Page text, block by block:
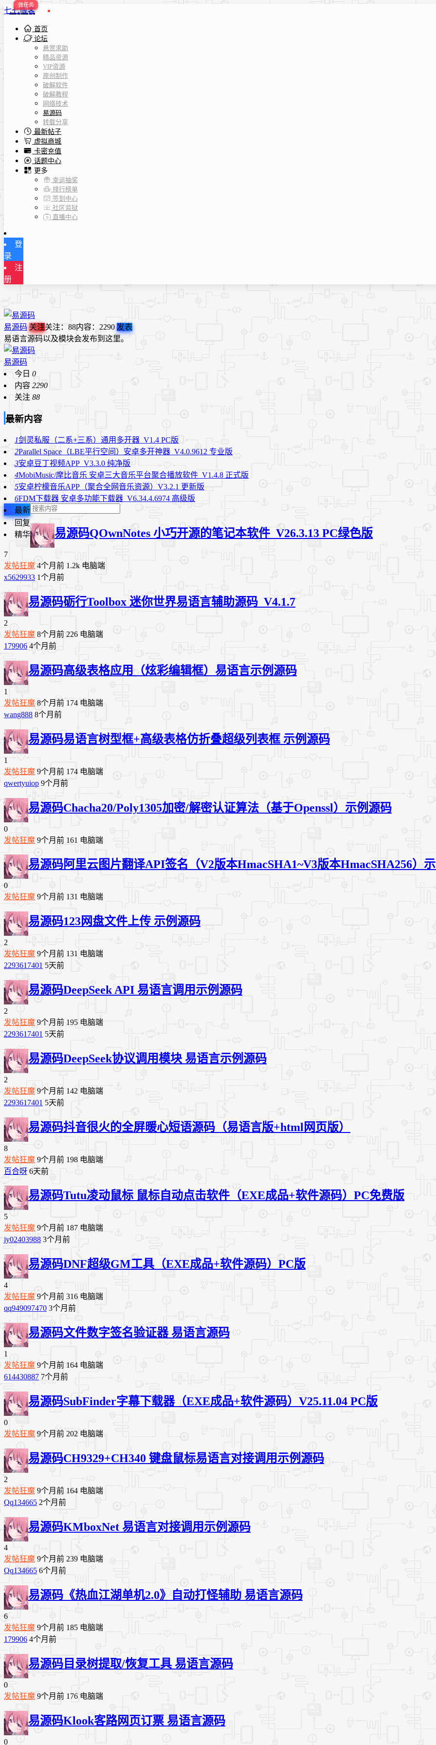
七七博客
首页
论坛
悬赏求助
精品资源
VIP资源
原创制作
破解软件
破解教程
网络技术
易源码
转载分享
最新帖子
虚拟商城
卡密充值
话题中心
更多
幸运抽奖
排行榜单
签到中心
社区监狱
直播中心
登
录
注
册
易源码 关注关注： 88内容： 2290 发表
易语言源码以及模块会发布到这里。
易源码
今日 0
内容 2290
关注 88
最新内容
1剑灵私服（二系+三系）通用多开器_V1.4 PC版
2Parallel Space（LBE平行空间）安卓多开神器_V4.0.9612 专业版
3安卓豆丁视频APP_V3.3.0 纯净版
4MobiMusic/摩比音乐 安卓三大音乐平台聚合播放软件_V1.4.8 正式版
5安卓柠檬音乐APP（聚合全网音乐资源）V3.2.1 更新版
6FDM下载器 安卓多功能下载器_V6.34.4.6974 高级版
最新
回复
精华
易源码QOwnNotes 小巧开源的笔记本软件_V26.3.13 PC绿色版
7
发帖狂魔 4个月前 1.2k 电脑端
x5629933 1个月前
易源码砺行Toolbox 迷你世界易语言辅助源码_V4.1.7
2
发帖狂魔 8个月前 226 电脑端
179906 4个月前
易源码高级表格应用（炫彩编辑框）易语言示例源码
1
发帖狂魔 8个月前 174 电脑端
wang888 8个月前
易源码易语言树型框+高级表格仿折叠超级列表框 示例源码
1
发帖狂魔 9个月前 174 电脑端
qwertyuiop 9个月前
易源码Chacha20/Poly1305加密/解密认证算法（基于Openssl）示例源码
0
发帖狂魔 9个月前 161 电脑端
易源码阿里云图片翻译API签名（V2版本HmacSHA1~V3版本HmacSHA256）
0
发帖狂魔 9个月前 131 电脑端
易源码123网盘文件上传 示例源码
2
发帖狂魔 9个月前 131 电脑端
2293617401 5天前
易源码DeepSeek API 易语言调用示例源码
2
发帖狂魔 9个月前 195 电脑端
2293617401 5天前
易源码DeepSeek协议调用模块 易语言示例源码
2
发帖狂魔 9个月前 142 电脑端
2293617401 5天前
易源码抖音很火的全屏暖心短语源码（易语言版+html网页版）
8
发帖狂魔 9个月前 198 电脑端
百合呀 6天前
易源码Tutu凌动鼠标 鼠标自动点击软件（EXE成品+软件源码）PC免费版
5
发帖狂魔 9个月前 187 电脑端
jy02403988 3个月前
易源码DNF超级GM工具（EXE成品+软件源码）PC版
4
发帖狂魔 9个月前 316 电脑端
qq949097470 3个月前
易源码文件数字签名验证器 易语言源码
1
发帖狂魔 9个月前 164 电脑端
614430887 7个月前
易源码SubFinder字幕下载器（EXE成品+软件源码）V25.11.04 PC版
0
发帖狂魔 9个月前 202 电脑端
易源码CH9329+CH340 键盘鼠标易语言对接调用示例源码
2
发帖狂魔 9个月前 164 电脑端
Qq134665 2个月前
易源码KMboxNet 易语言对接调用示例源码
4
发帖狂魔 9个月前 239 电脑端
Qq134665 6个月前
易源码 《热血江湖单机2.0》自动打怪辅助 易语言源码
6
发帖狂魔 9个月前 185 电脑端
179906 4个月前
易源码 目录树提取/恢复工具 易语言源码
0
发帖狂魔 9个月前 176 电脑端
易源码Klook客路网页订票 易语言源码
0